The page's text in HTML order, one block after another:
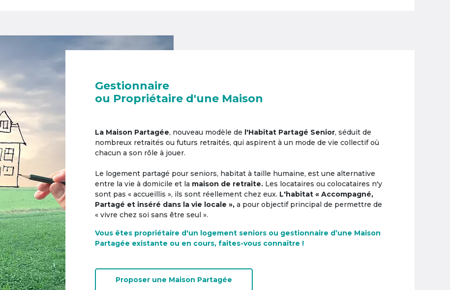
Gestionnaire
ou Propriétaire d'une Maison
La Maison Partagée, nouveau modèle de l'Habitat Partagé Senior, séduit de
nombreux retraités ou futurs retraités, qui aspirent à un mode de vie collectif où
chacun a son rôle à jouer.
Le logement partagé pour seniors, habitat à taille humaine, est une alternative
entre la vie à domicile et la maison de retraite. Les locataires ou colocataires n'y
sont pas « accueillis », ils sont réellement chez eux. L'habitat « Accompagné,
Partagé et inséré dans la vie locale », a pour objectif principal de permettre de
« vivre chez soi sans être seul ».
Vous êtes propriétaire d'un logement seniors ou gestionnaire d’une Maison
Partagée existante ou en cours, faites-vous connaître !
Proposer une Maison Partagée